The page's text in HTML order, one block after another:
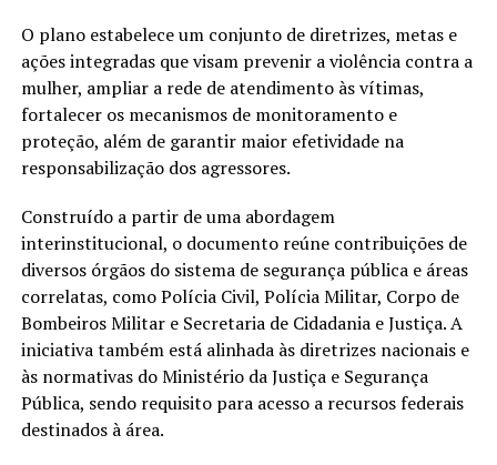
O plano estabelece um conjunto de diretrizes, metas e
ações integradas que visam prevenir a violência contra a
mulher, ampliar a rede de atendimento às vítimas,
fortalecer os mecanismos de monitoramento e
proteção, além de garantir maior efetividade na
responsabilização dos agressores.
Construído a partir de uma abordagem
interinstitucional, o documento reúne contribuições de
diversos órgãos do sistema de segurança pública e áreas
correlatas, como Polícia Civil, Polícia Militar, Corpo de
Bombeiros Militar e Secretaria de Cidadania e Justiça. A
iniciativa também está alinhada às diretrizes nacionais e
às normativas do Ministério da Justiça e Segurança
Pública, sendo requisito para acesso a recursos federais
destinados à área.